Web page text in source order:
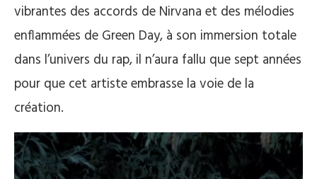
vibrantes des accords de Nirvana et des mélodies
enflammées de Green Day, à son immersion totale
dans l’univers du rap, il n’aura fallu que sept années
pour que cet artiste embrasse la voie de la
création.
Lecteur
vidéo